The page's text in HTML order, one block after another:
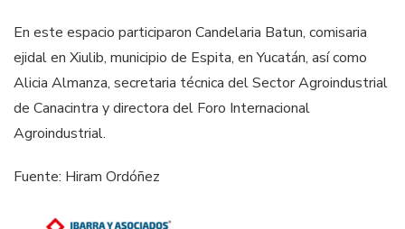
En este espacio participaron Candelaria Batun, comisaria
ejidal en Xiulib, municipio de Espita, en Yucatán, así como
Alicia Almanza, secretaria técnica del Sector Agroindustrial
de Canacintra y directora del Foro Internacional
Agroindustrial.
Fuente: Hiram Ordóñez